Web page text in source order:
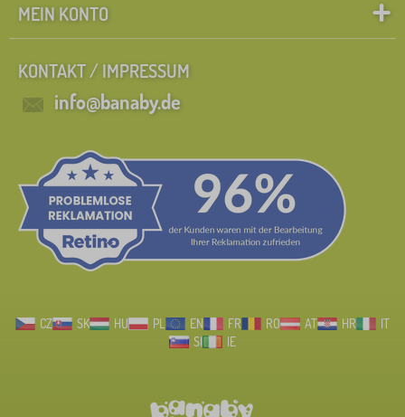
MEIN KONTO
KONTAKT / IMPRESSUM
info@banaby.de
CZ SK HU PL EN FR RO AT HR
IT
SI
IE